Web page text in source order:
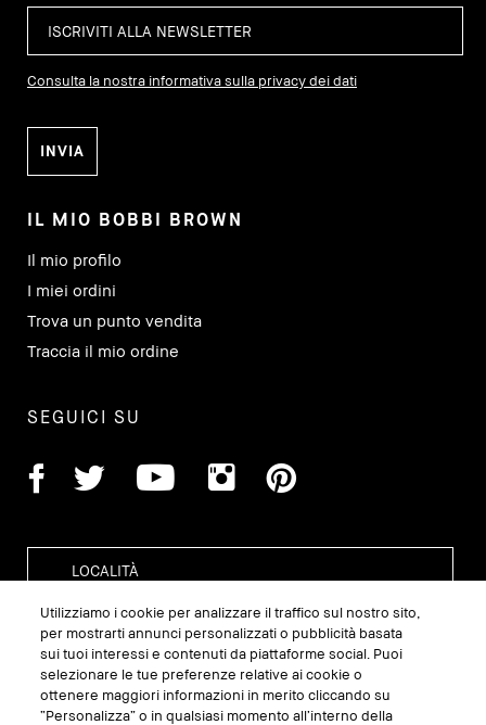
Consulta la nostra informativa sulla privacy dei dati
IL MIO BOBBI BROWN
Il mio profilo
I miei ordini
Trova un punto vendita
Traccia il mio ordine
SEGUICI SU
GESTISCI I COOKIE DEL SITO
TERMINI E CONDIZIONI
Utilizziamo i cookie per analizzare il traffico sul nostro sito,
per mostrarti annunci personalizzati o pubblicità basata
sui tuoi interessi e contenuti da piattaforme social. Puoi
selezionare le tue preferenze relative ai cookie o
ottenere maggiori informazioni in merito cliccando su
“Personalizza” o in qualsiasi momento all’interno della